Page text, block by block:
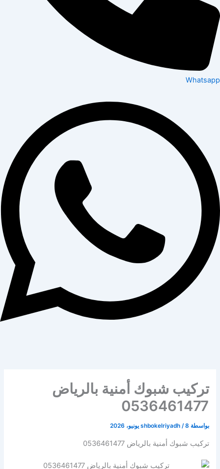
Whatsapp
تركيب شبوك أمنية بالرياض
0536461477
بواسطة shbokelriyadh /8 يونيو، 2026
تركيب شبوك أمنية بالرياض 0536461477